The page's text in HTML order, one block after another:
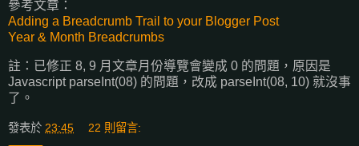
參考文章：
Adding a Breadcrumb Trail to your Blogger Post
Year & Month Breadcrumbs
註：已修正 8, 9 月文章月份導覽會變成 0 的問題，原因是
Javascript parseInt(08) 的問題，改成 parseInt(08, 10) 就沒事
了。
發表於 23:45 22 則留言: